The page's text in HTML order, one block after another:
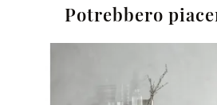
Potrebbero